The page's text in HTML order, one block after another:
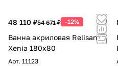
48 110 ₽54 671 ₽ -12%
Ванна акриловая Relisan
Xenia 180х80
Арт. 11123